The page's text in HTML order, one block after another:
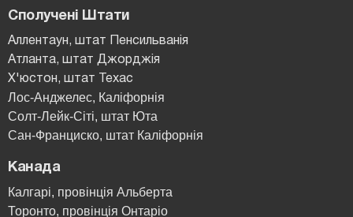
Сполучені Штати
Аллентаун, штат Пенсильванія
Атланта, штат Джорджія
Х'юстон, штат Техас
Лос-Анджелес, Каліфорнія
Солт-Лейк-Сіті, штат Юта
Сан-Франциско, штат Каліфорнія
Канада
Калгарі, провінція Альберта
Торонто, провінція Онтаріо